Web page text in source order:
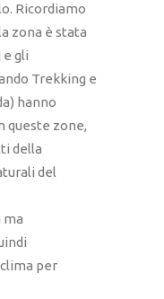
Ricordiamo
zona è stata
gli
Trekking e
hanno
queste zone,
della
del
ma
per